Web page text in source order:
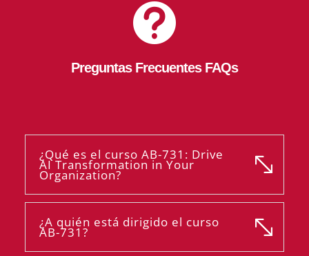

Preguntas Frecuentes FAQs
¿Qué es el curso AB-731: Drive
AI Transformation in Your
Organization?
¿A quién está dirigido el curso
AB-731?